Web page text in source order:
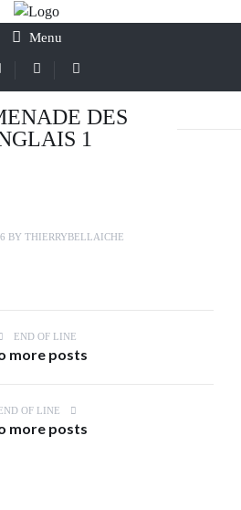
Menu
DES
1
BY THIERRYBELLAICHE
END OF LINE
more posts
OF LINE
more posts